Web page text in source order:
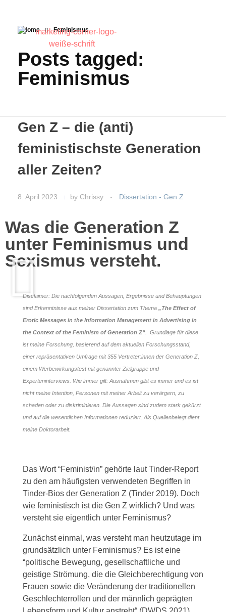
Home Feminismus
Posts tagged:
Feminismus
Gen Z – die (anti)
feministischste Generation
aller Zeiten?
8. April 2023 by Chrissy Dissertation - Gen Z
Was die Generation Z
unter Feminismus und
Sexismus versteht.
Disclaimer: Die nachfolgenden Aussagen, Ergebnisse und Behauptungen
sind Erkenntnisse aus meiner Dissertation zum Thema „The Effect of
Erotic Messages in the Information Management in Advertising in
the Context of the Feminism of Generation Z“ . Grundlage für diese
ist meine Forschung, basierend auf dem aktuellen Forschungsstand,
einer repräsentativen Umfrage mit 355 Vertreter:innen der Generation Z,
einem Werbewirkungstest mit genannter Zielgruppe und
Experteninterviews. Wie immer gilt: Ausnahmen gibt es immer und es ist
nicht meine Intention, Personen mit meiner Arbeit zu verärgern, zu
schaden oder zu diskriminieren. Die Aussagen sind zudem stark gekürzt
und auf die wesentlichen Informationen reduziert. Als Quellenbelegt dient
meine Doktorarbeit.
Das Wort “Feminist/in” gehörte laut Tinder-Report
zu den am häufigsten verwendeten Begriffen in
Tinder-Bios der Generation Z (Tinder 2019). Doch
wie feministisch ist die Gen Z wirklich? Und was
versteht sie eigentlich unter Feminismus?
Zunächst einmal, was versteht man heutzutage im
grundsätzlich unter Feminismus? Es ist eine
“politische Bewegung, gesellschaftliche und
geistige Strömung, die die Gleichberechtigung von
Frauen sowie die Veränderung der traditionellen
Geschlechterrollen und der männlich geprägten